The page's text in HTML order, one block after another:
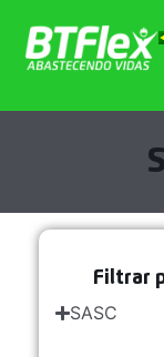
Filtrar
SASC